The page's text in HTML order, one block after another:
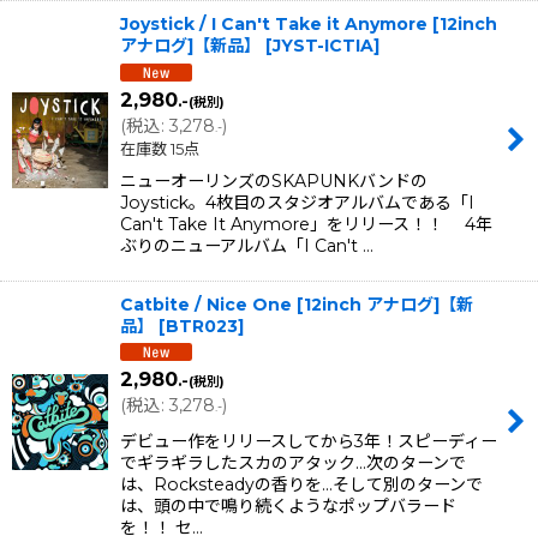
Joystick / I Can't Take it Anymore [12inch
アナログ]【新品】
[JYST-ICTIA]
2,980.-(税別)
(税込: 3,278 .-)
在庫数 15点
ニューオーリンズのSKAPUNKバンドの
Joystick。4枚目のスタジオアルバムである「I
Can't Take It Anymore」をリリース！！ 4年
ぶりのニューアルバム「I Can't …
Catbite / Nice One [12inch アナログ]【新
品】
[BTR023]
2,980.-(税別)
(税込: 3,278.-)
デビュー作をリリースしてから3年！スピーディー
でギラギラしたスカのアタック...次のターンで
は、Rocksteadyの香りを...そして別のターンで
は、頭の中で鳴り続くようなポップバラード
を！！ セ…